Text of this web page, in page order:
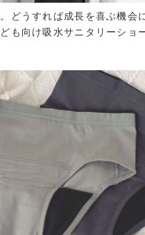
どうすれば成長を喜ぶ機会
も向け吸水サニタリーショ